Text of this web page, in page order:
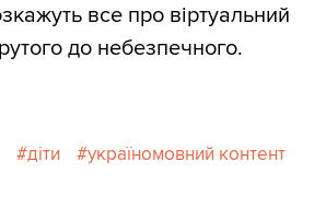
все про віртуальний
до небезпечного.
діти
україномовний контент